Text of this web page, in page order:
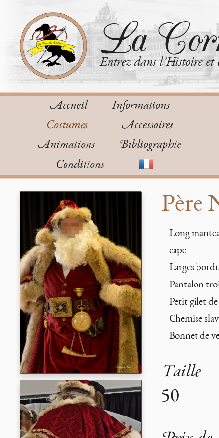
La
Entrez dans l'Histoire et
Accueil
Informations
Costumes
Accessoires
Animations
Bibliographie
Conditions
Père
Long
cape
Larges
Pantalon
Petit gilet de
Chemise
Bonnet de
Taille
50